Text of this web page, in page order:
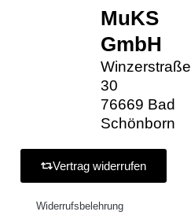
MuKS
GmbH
Winzerstraße
30
76669 Bad
Schönborn
Vertrag widerrufen
Widerrufsbelehrung